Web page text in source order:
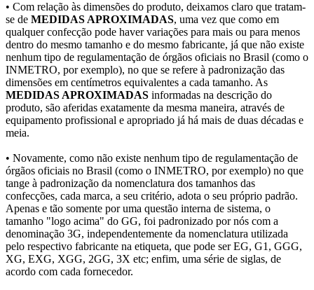
• Com relação às dimensões do produto, deixamos claro que tratam-
se de MEDIDAS APROXIMADAS, uma vez que como em
qualquer confecção pode haver variações para mais ou para menos
dentro do mesmo tamanho e do mesmo fabricante, já que não existe
nenhum tipo de regulamentação de órgãos oficiais no Brasil (como o
INMETRO, por exemplo), no que se refere à padronização das
dimensões em centímetros equivalentes a cada tamanho. As
MEDIDAS APROXIMADAS informadas na descrição do
produto, são aferidas exatamente da mesma maneira, através de
equipamento profissional e apropriado já há mais de duas décadas e
meia.
• Novamente, como não existe nenhum tipo de regulamentação de
órgãos oficiais no Brasil (como o INMETRO, por exemplo) no que
tange à padronização da nomenclatura dos tamanhos das
confecções, cada marca, a seu critério, adota o seu próprio padrão.
Apenas e tão somente por uma questão interna de sistema, o
tamanho "logo acima" do GG, foi padronizado por nós com a
denominação 3G, independentemente da nomenclatura utilizada
pelo respectivo fabricante na etiqueta, que pode ser EG, G1, GGG,
XG, EXG, XGG, 2GG, 3X etc; enfim, uma série de siglas, de
acordo com cada fornecedor.